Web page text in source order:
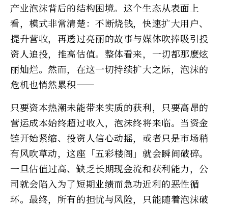
产业泡沫背后的结构困境。这个生态从表面上
看，模式非常清楚：不断烧钱，快速扩大用户、
提升营收，再透过亮丽的故事与媒体吹捧吸引投
资人追投，推高估值。整体看来，一切都那麽炫
丽灿烂。然而，在这一切持续扩大之际，泡沫的
危机也悄然累积——
只要资本热潮未能带来实质的获利，只要高昂的
营运成本始终超过收入，泡沫终将来临。当资金
链开始紧缩、投资人信心动摇，或者只是市场稍
有风吹草动，这座「五彩楼阁」就会瞬间破碎。
一旦估值过高、缺乏长期现金流和获利能力，公
司就会陷入为了短期业绩而急功近利的恶性循
环。最终，所有的担忧与风险，只能随着泡沫破